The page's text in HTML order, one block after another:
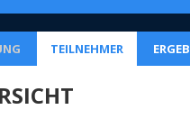
TEILNEHMER